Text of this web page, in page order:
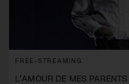
FREE-STREAMING
L'AMOUR DE MES PARENTS